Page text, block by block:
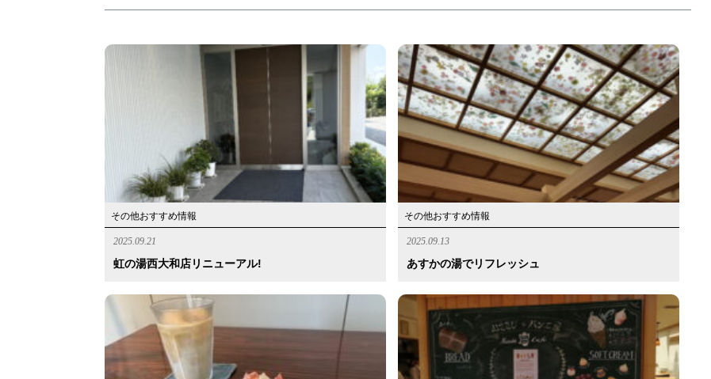
その他おすすめ情報
2025.09.21
虹の湯西大和店リニューアル!
その他おすすめ情報
2025.09.13
あすかの湯でリフレッシュ